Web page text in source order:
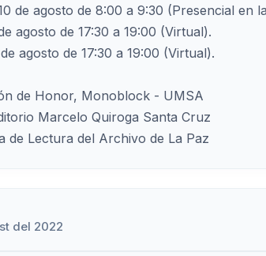
de agosto de 8:00 a 9:30 (Presencial en
agosto de 17:30 a 19:00 (Virtual).
agosto de 17:30 a 19:00 (Virtual).
de Honor, Monoblock - UMSA
Marcelo Quiroga Santa Cruz
de Lectura del Archivo de La Paz
del 2022